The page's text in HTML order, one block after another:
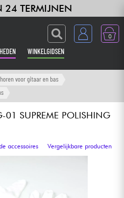
24 TERMIJNEN
0
WINKELGIDSEN
voor gitaar en bas
01 SUPREME POLISHING
accessoires
Vergelijkbare producten